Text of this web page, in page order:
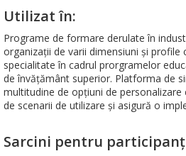
Utilizat în:
Programe de formare derulate în
organizații de varii dimensiuni și profile
specialitate în cadrul prorgramelor
de învățământ superior. Platforma de
multitudine de opțiuni de
de scenarii de utilizare și asigură o
Sarcini pentru